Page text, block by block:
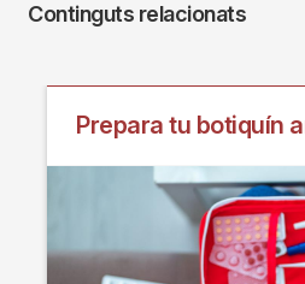
Continguts relacionats
Prepara tu botiquín